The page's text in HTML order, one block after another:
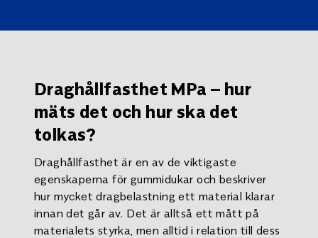
Draghållfasthet MPa – hur
mäts det och hur ska det
tolkas?
Draghållfasthet är en av de viktigaste
egenskaperna för gummidukar och beskriver
hur mycket dragbelastning ett material klarar
innan det går av. Det är alltså ett mått på
materialets styrka, men alltid i relation till dess